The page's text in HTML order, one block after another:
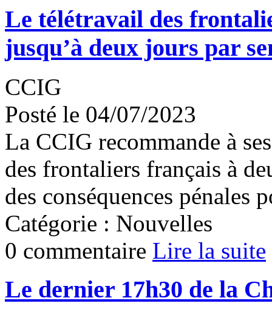
Le télétravail des
jusqu’à deux jours par
CCIG
Posté le 04/07/2023
La CCIG recommande à
des frontaliers français à
des conséquences pénales
Catégorie : Nouvelles
0 commentaire Lire la suite
Le dernier 17h30 de la